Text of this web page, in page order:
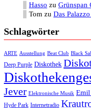
Hasso zu Grünspan
Tom zu Das
Schlagwörter
ARTE Ausstellung Beat Club Black
Deep Purple Diskothek
Jever Elektronische Musik Emil
Hyde Park Internetradio